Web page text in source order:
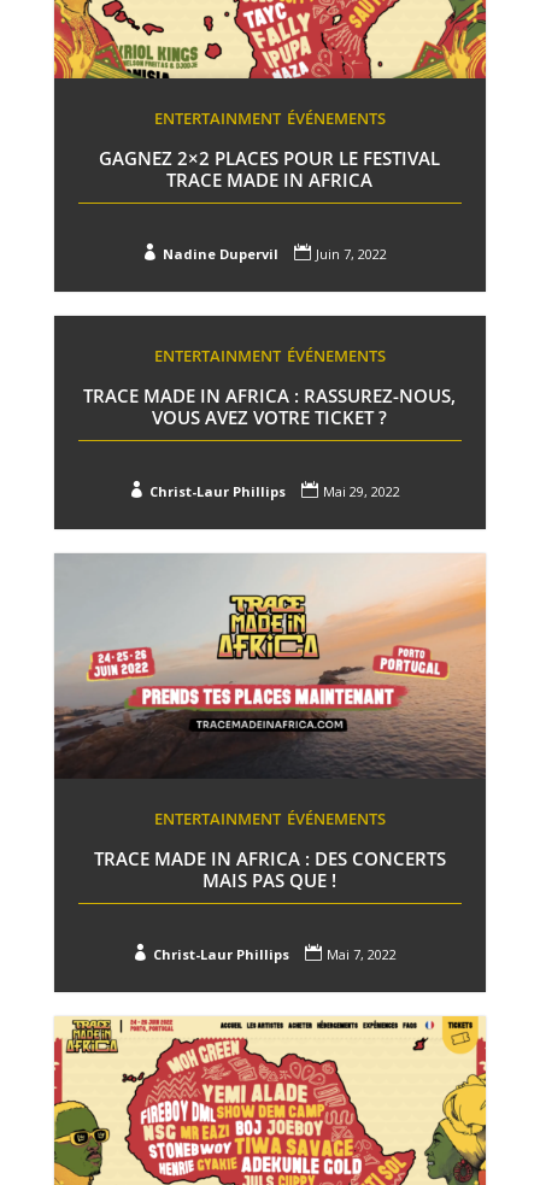
ENTERTAINMENT ÉVÉNEMENTS
GAGNEZ 2×2 PLACES POUR LE FESTIVAL
TRACE MADE IN AFRICA
 Nadine Dupervil  Juin 7, 2022
ENTERTAINMENT ÉVÉNEMENTS
TRACE MADE IN AFRICA : RASSUREZ-NOUS,
VOUS AVEZ VOTRE TICKET ?
 Christ-Laur Phillips  Mai 29, 2022
ENTERTAINMENT ÉVÉNEMENTS
TRACE MADE IN AFRICA : DES CONCERTS
MAIS PAS QUE !
 Christ-Laur Phillips  Mai 7, 2022